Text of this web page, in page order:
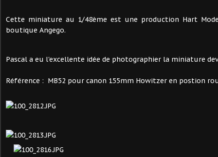
Cette miniature au 1/48ème est une production Hart
boutique Angego.
Pascal a eu l'excellente idée de photographier la miniature
Référence : MB52 pour canon 155mm Howitzer en postion